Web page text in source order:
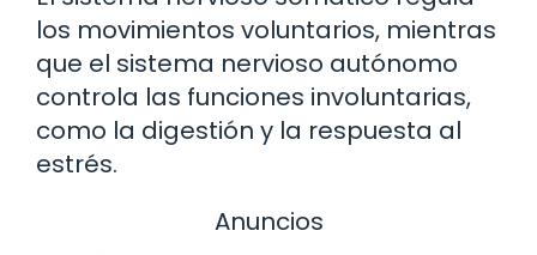
los movimientos voluntarios, mientras
que el sistema nervioso autónomo
controla las funciones involuntarias,
como la digestión y la respuesta al
estrés.
Anuncios